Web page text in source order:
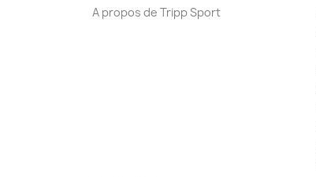
A propos de Tripp Sport